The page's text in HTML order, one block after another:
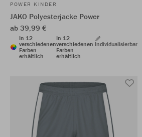
POWER KINDER
JAKO Polyesterjacke Power
ab 39,99 €
In 12
verschiedenen
Farben
erhältlich
In 12
verschiedenen
Farben
erhältlich
Individualisierbar